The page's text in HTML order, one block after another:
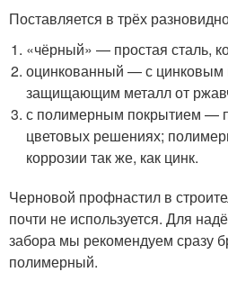
Поставляется в трёх
«чёрный» — простая сталь,
оцинкованный — с цинковым
защищающим металл от
с полимерным покрытием —
цветовых решениях;
коррозии так же, как цинк.
Черновой профнастил в
почти не используется. Для
забора мы рекомендуем сразу
полимерный.